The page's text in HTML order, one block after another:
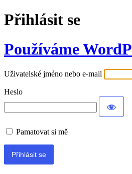
Přihlásit se
Používáme
Uživatelské jméno nebo e-mail
Heslo
Pamatovat si mě